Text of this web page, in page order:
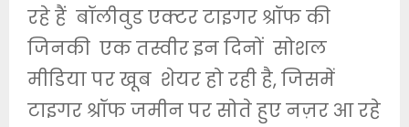
रहे हैं बॉलीवुड एक्टर टाइगर श्रॉफ की
जिनकी एक तस्वीर इन दिनों सोशल
मीडिया पर खूब शेयर हो रही है, जिसमें
टाइगर श्रॉफ जमीन पर सोते हुए नज़र आ रहे